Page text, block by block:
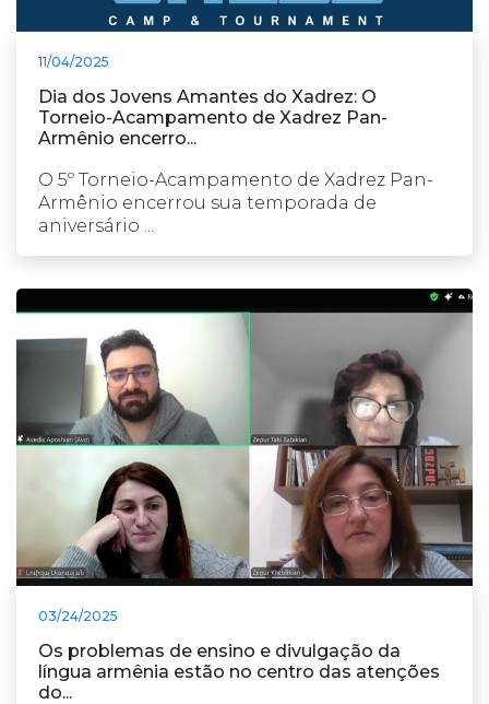
11/04/2025
Dia dos Jovens Amantes do Xadrez: O
Torneio-Acampamento de Xadrez Pan-
Armênio encerro...
O 5º Torneio-Acampamento de Xadrez Pan-
Armênio encerrou sua temporada de
aniversário ...
03/24/2025
Os problemas de ensino e divulgação da
língua armênia estão no centro das atenções
do...